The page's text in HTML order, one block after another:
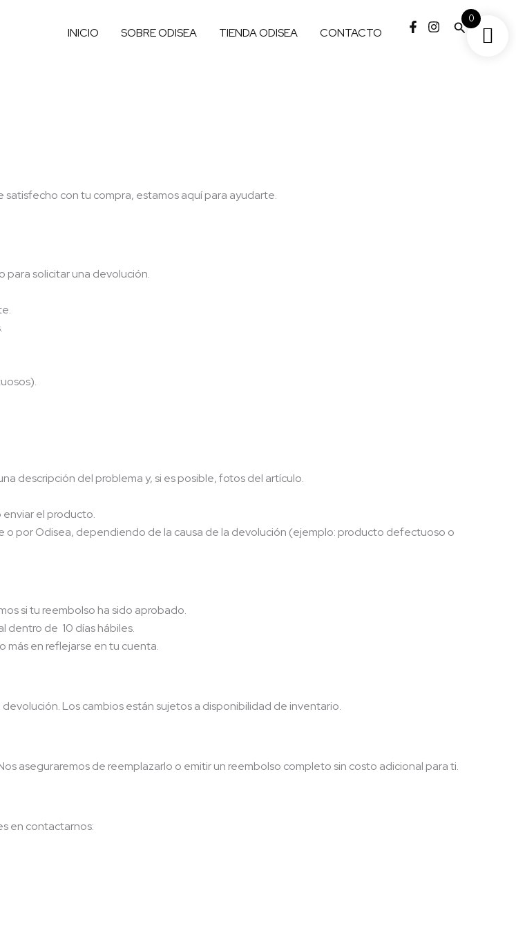
INICIO SOBRE ODISEA TIENDA ODISEA CONTACTO Buscar
con tu compra, estamos aquí para ayudarte.
solicitar una devolución.
descripción del problema y, si es posible, fotos del artículo.
enviar el producto.
o por Odisea, dependiendo de la causa de la devolución (ejemplo: producto defectuoso o
si tu reembolso ha sido aprobado.
dentro de 10 días hábiles.
en reflejarse en tu cuenta.
Los cambios están sujetos a disponibilidad de inventario.
aseguraremos de reemplazarlo o emitir un reembolso completo sin costo adicional para ti.
en contactarnos:
0